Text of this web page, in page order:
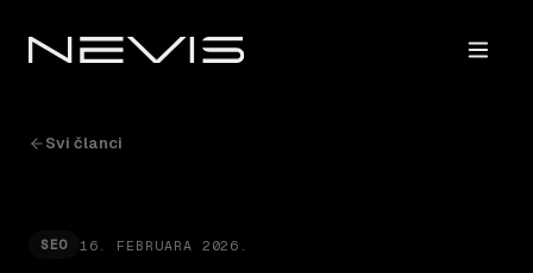
Svi članci
SEO 16. FEBRUARA 2026.